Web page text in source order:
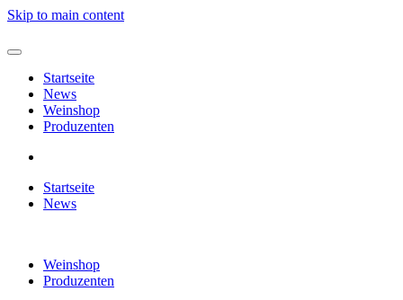
Skip to main content
Startseite
News
Weinshop
Produzenten
Startseite
News
Weinshop
Produzenten